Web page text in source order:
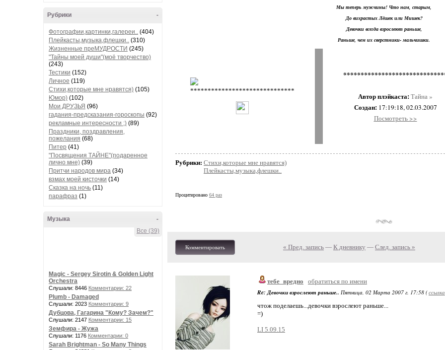
-
Рубрики
Фотографии,картинки,галереи.. (404)
Плейкасты,музыка,флешки.. (310)
Жизненные преМУДРОСТИ (245)
"Тайны моей души"(моё творчество)
(243)
Тестики (152)
Личное (119)
Стихи,которые мне нравятся) (105)
Юмор) (102)
Мои ДРУЗЬЯ (96)
гадания-предсказания-гороскопы (92)
рекламные интересности ;) (89)
Праздники, поздравления,
пожелания (68)
Питер (41)
"Посвящения ТАЙНЕ"(подаренное
лично мне) (39)
Притчи народов мира (34)
взмах моей кисточки (14)
Сказка на ночь (11)
парафраз (1)
-
Музыка
Все (39)
Magic - Sergey Sirotin & Golden Light
Orchestra
Слушали: 8446 Комментарии: 22
Plumb - Damaged
Слушали: 2023 Комментарии: 9
Дубцова, Гагарина "Кому? Зачем?"
Слушали: 2147 Комментарии: 15
Земфира - Жужа
Слушали: 1176 Комментарии: 0
Sarah Brightman - So Many Things
Мы теперь мужчины! Что нам, старым,
До вихрастых Лёшек или Мишек?
Девочки всегда взрослеют раньше,
Раньше, чем их сверстники- мальчишки.
Автор плэйкаста:Тайна »
Создан:17:19:18, 02.03.2007
Посмотреть >>
Рубрики: Стихи,которые мне нравятся)
Плейкасты,музыка,флешки..
Процитировано 64 раз
Комментировать « Пред. запись — К дневнику — След. запись »
тебе_вредно обратиться по имени
Re: Девочки взрослеют раньше.. Пятница, 02 Марта 2007 г. 17:58 (ссылка
чтож поделаешь...девочки взрослеют раньше...
=)
LI 5.09.15